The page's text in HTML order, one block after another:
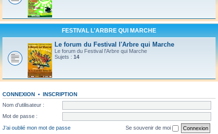
FESTIVAL L'ARBRE QUI MARCHE
Le forum du Festival l'Arbre qui Marche
Le forum du Festival l'Arbre qui Marche
Sujets : 14
CONNEXION • INSCRIPTION
Nom d’utilisateur :
Mot de passe :
J’ai oublié mon mot de passe
Se souvenir de moi